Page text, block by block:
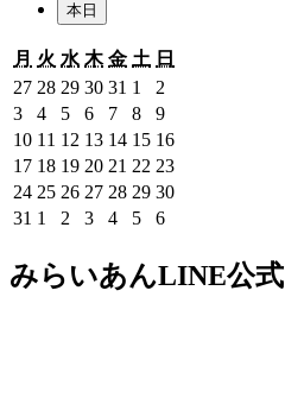
本日
月 月
曜
日
火 火
曜
日
水 水
曜
日
木木
曜
日
金金
曜
日
土 土
曜
日
日
272026
年
7
月
27
日
282026
年
7
月
28
日
292026
年
7
月
29
日
302026
年
7
月
30
日
31 2026
年
7
月
31
日
1
2026
年
8
月
1
日
2
年
8
月
2
日
32026
年
8
月
3
日
42026
年
8
月
4
日
52026
年
8
月
5
日
62026
年
8
月
6
日
72026
年
8
月
7
日
82026
年
8
月
8
日
92026
年
8
月
9
日
102026
年
8
月
10
11 2026
年
8
月
11
12 2026
年
8
月
12
132026
年
8
月
13
142026
年
8
月
14
152026
年
8
月
15
162026
8
172026
年
8
日
182026
年
8
日
192026
年
8
日
202026
年
日
21 2026
年
8
日
22 2026
年
8
日
232026
年
日
242026
年
月
24
252026
年
25
262026
年
26
272026
年
月
27
282026
年
月
28
292026
年
29
302026
30
31 2026
月
1
2026
9
月
2 2026
9
月
32026
月
42026
9
月
52026
9
月
62026
9
月
みらいあんLINE公式